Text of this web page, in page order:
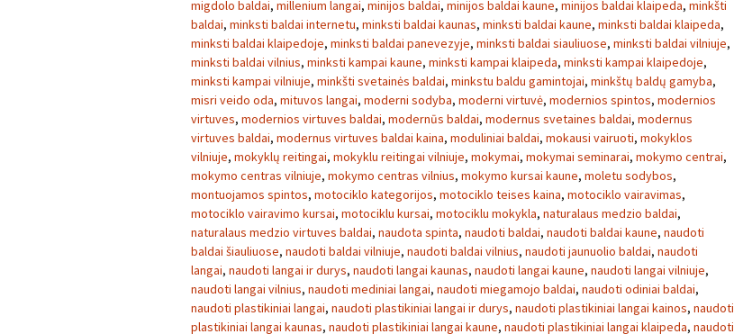
migdolo baldai, millenium langai, minijos baldai, minijos baldai kaune, minijos baldai klaipeda, minkšti
baldai, minksti baldai internetu, minksti baldai kaunas, minksti baldai kaune, minksti baldai klaipeda,
minksti baldai klaipedoje, minksti baldai panevezyje, minksti baldai siauliuose, minksti baldai vilniuje,
minksti baldai vilnius, minksti kampai kaune, minksti kampai klaipeda, minksti kampai klaipedoje,
minksti kampai vilniuje, minkšti svetainės baldai, minkstu baldu gamintojai, minkštų baldų gamyba,
misri veido oda, mituvos langai, moderni sodyba, moderni virtuvė, modernios spintos, modernios
virtuves, modernios virtuves baldai, modernūs baldai, modernus svetaines baldai, modernus
virtuves baldai, modernus virtuves baldai kaina, moduliniai baldai, mokausi vairuoti, mokyklos
vilniuje, mokyklų reitingai, mokyklu reitingai vilniuje, mokymai, mokymai seminarai, mokymo centrai,
mokymo centras vilniuje, mokymo centras vilnius, mokymo kursai kaune, moletu sodybos,
montuojamos spintos, motociklo kategorijos, motociklo teises kaina, motociklo vairavimas,
motociklo vairavimo kursai, motociklu kursai, motociklu mokykla, naturalaus medzio baldai,
naturalaus medzio virtuves baldai, naudota spinta, naudoti baldai, naudoti baldai kaune, naudoti
baldai šiauliuose, naudoti baldai vilniuje, naudoti baldai vilnius, naudoti jaunuolio baldai, naudoti
langai, naudoti langai ir durys, naudoti langai kaunas, naudoti langai kaune, naudoti langai vilniuje,
naudoti langai vilnius, naudoti mediniai langai, naudoti miegamojo baldai, naudoti odiniai baldai,
naudoti plastikiniai langai, naudoti plastikiniai langai ir durys, naudoti plastikiniai langai kainos, naudoti
plastikiniai langai kaunas, naudoti plastikiniai langai kaune, naudoti plastikiniai langai klaipeda, naudoti